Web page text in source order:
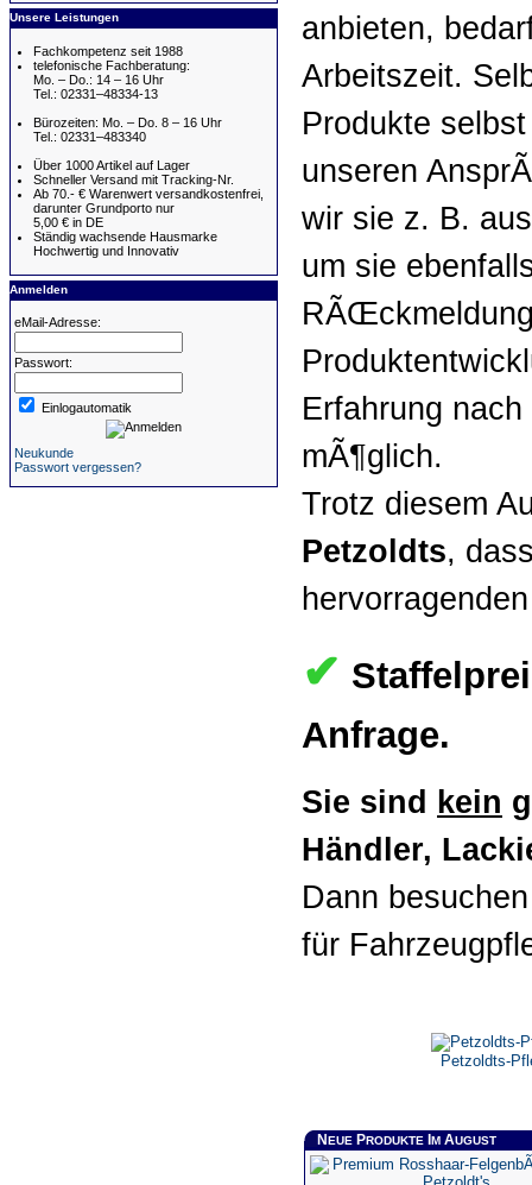
Unsere Leistungen
Fachkompetenz seit 1988
telefonische Fachberatung:
Mo. – Do.: 14 – 16 Uhr
Tel.: 02331–48334-13
Bürozeiten: Mo. – Do. 8 – 16 Uhr
Tel.: 02331–483340
Über 1000 Artikel auf Lager
Schneller Versand mit Tracking-Nr.
Ab 70.- € Warenwert versandkostenfrei,
darunter Grundporto nur
5,00 € in DE
Ständig wachsende Hausmarke
Hochwertig und Innovativ
Anmelden
eMail-Adresse:
Passwort:
Einlogautomatik
Neukunde
Passwort vergessen?
anbieten,
Arbeitszeit.
Produkte
unseren
wir sie z. B.
um sie
Erfahrung
mÃ¶glich.
Trotz diesem
Petzoldts,
✔
Anfrage.
Sie sind kein
Händler,
Dann
für
Petzoldts-
NEUE PRODUKTE M AUGUST